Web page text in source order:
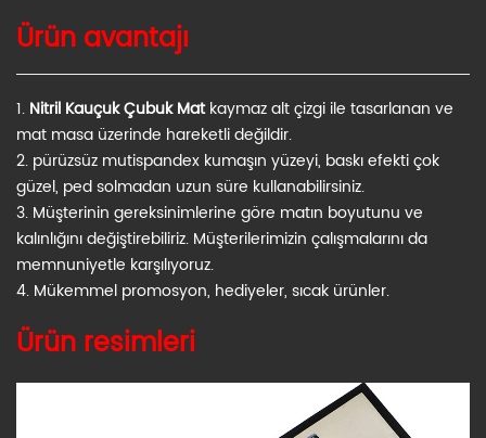
Ürün avantajı
1. Nitril Kauçuk Çubuk Matkaymaz alt çizgi ile tasarlanan ve
mat masa üzerinde hareketli değildir.
2. pürüzsüz mutispandex kumaşın yüzeyi, baskı efekti çok
güzel, ped solmadan uzun süre kullanabilirsiniz.
3. Müşterinin gereksinimlerine göre matın boyutunu ve
kalınlığını değiştirebiliriz. Müşterilerimizin çalışmalarını da
memnuniyetle karşılıyoruz.
4. Mükemmel promosyon, hediyeler, sıcak ürünler.
Ürün resimleri